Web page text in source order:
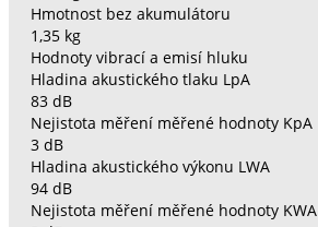
Hmotnost bez akumulátoru
1,35 kg
Hodnoty vibrací a emisí hluku
Hladina akustického tlaku LpA
83 dB
Nejistota měření měřené hodnoty KpA
3 dB
Hladina akustického výkonu LWA
94 dB
Nejistota měření měřené hodnoty KWA